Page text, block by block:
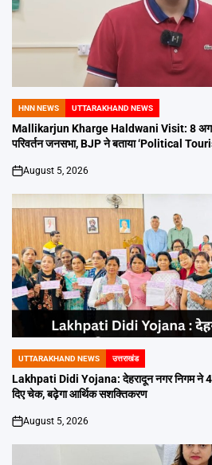
POSTED
IN
HNN NEWS UTTARAKHAND NEWS
Mallikarjun Kharge Haldwani Visit: 8 अगस्त
परिवर्तन जनसभा, BJP ने बताया ‘Political
on
August 5, 2026
POSTED
IN
UTTARAKHAND NEWS उत्तराखंड
Lakhpati Didi Yojana: देहरादून नगर निगम ने
दिए चेक, बढ़ेगा आर्थिक सशक्तिकरण
on
August 5, 2026